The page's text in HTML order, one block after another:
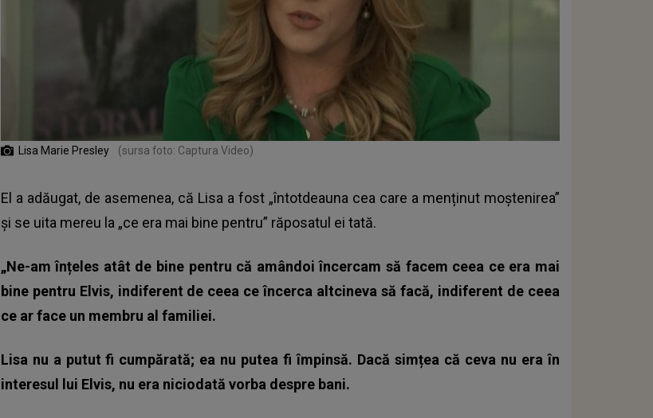
Lisa Marie Presley (sursa foto: Captura Video)
El a adăugat, de asemenea, că Lisa a fost „întotdeauna cea care a menținut moștenirea”
și se uita mereu la „ce era mai bine pentru” răposatul ei tată.
„Ne-am înțeles atât de bine pentru că amândoi încercam să facem ceea ce era mai
bine pentru Elvis, indiferent de ceea ce încerca altcineva să facă, indiferent de ceea
ce ar face un membru al familiei.
Lisa nu a putut fi cumpărată; ea nu putea fi împinsă. Dacă simțea că ceva nu era în
interesul lui Elvis, nu era niciodată vorba despre bani.